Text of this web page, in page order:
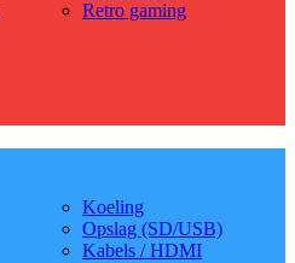
Retro gaming
Koeling
Opslag (SD/USB)
Kabels / HDMI